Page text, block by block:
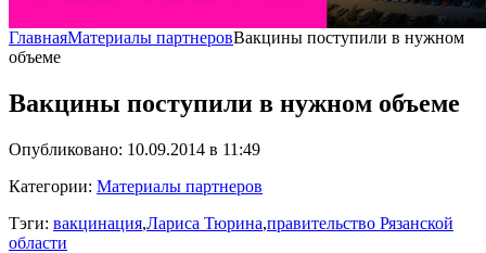
ГлавнаяМатериалы партнеровВакцины поступили в нужном
объеме
Вакцины поступили в нужном объеме
Опубликовано: 10.09.2014 в 11:49
Категории: Материалы партнеров
Тэги: вакцинация,Лариса Тюрина,правительство Рязанской
области